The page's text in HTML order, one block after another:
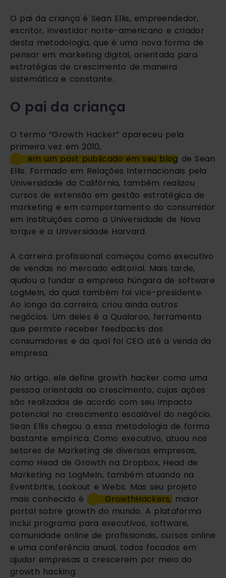
O pai da criança é Sean Ellis, empreendedor,
escritor, investidor norte-americano e criador
desta metodologia, que é uma nova forma de
pensar em marketing digital, orientada para
estratégias de crescimento de maneira
sistemática e constante.
O pai da criança
O termo “Growth Hacker” apareceu pela
primeira vez em 2010,
em um post publicado em seu blog de Sean
Ellis. Formado em Relações Internacionais pela
Universidade da Califórnia, também realizou
cursos de extensão em gestão estratégica de
marketing e em comportamento do consumidor
em instituições como a Universidade de Nova
Iorque e a Universidade Harvard.
A carreira profissional começou como executivo
de vendas no mercado editorial. Mais tarde,
ajudou a fundar a empresa húngara de software
LogMeIn, da qual também foi vice-presidente.
Ao longo da carreira, criou ainda outros
negócios. Um deles é a Qualaroo, ferramenta
que permite receber feedbacks dos
consumidores e da qual foi CEO até a venda da
empresa.
No artigo, ele define growth hacker como uma
pessoa orientada ao crescimento, cujas ações
são realizadas de acordo com seu impacto
potencial no crescimento escalável do negócio.
Sean Ellis chegou a essa metodologia de forma
bastante empírica. Como executivo, atuou nos
setores de Marketing de diversas empresas,
como Head de Growth na Dropbox, Head de
Marketing na LogMeIn, também atuando na
Eventbrite, Lookout e Webs. Mas seu projeto
mais conhecido é
GrowthHackers, maior
portal sobre growth do mundo. A plataforma
inclui programa para executivos, software,
comunidade online de profissionais, cursos online
e uma conferência anual, todos focados em
ajudar empresas a crescerem por meio do
growth hacking.